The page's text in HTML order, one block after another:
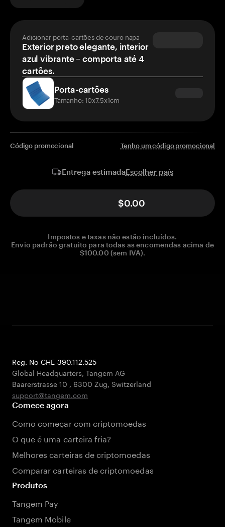
Adicionar porta-cartões de couro napa
Exterior preto elegante, interior
azul vibrante – comporta até 4
cartões.
Porta-cartões
Tamanho: 10x7.5x1cm
Código promocional Tenho um código promocional
Entrega estimadaEscolher país
$0.00
Impostos e taxas não estão incluídos.
Envio padrão gratuito para todas as encomendas acima de
$100.00 (sem IVA).
Reg. No CHE-390.112.525
Global Headquarters, Tangem AG
Baarerstrasse 10 , 6300 Zug, Switzerland
support@tangem.com
Comece agora
Como começar com criptomoedas
O que é uma carteira fria?
Melhores carteiras de criptomoedas
Comparar carteiras de criptomoedas
Produtos
Tangem Pay
Tangem Mobile